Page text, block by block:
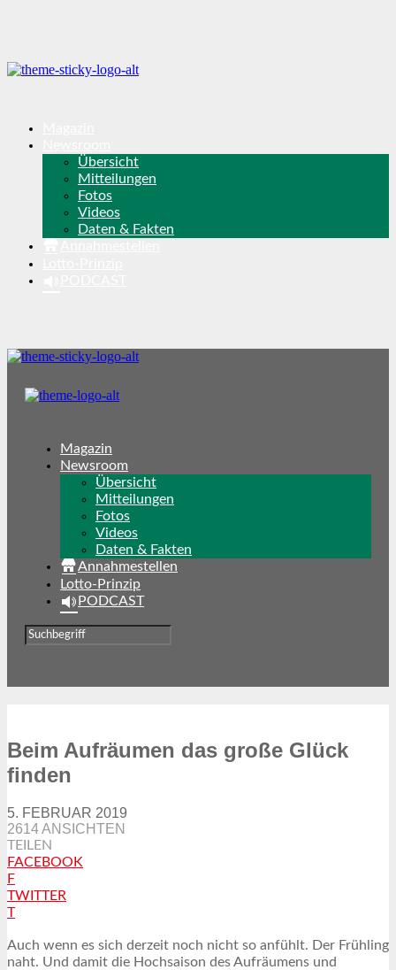
Übersicht
Mitteilungen
Fotos
Videos
Daten & Fakten
Magazin
Newsroom
Übersicht
Mitteilungen
Fotos
Videos
Daten & Fakten
Annahmestellen
Lotto-Prinzip
PODCAST
Beim Aufräumen das große Glück
finden
5. FEBRUAR 2019
2614 ANSICHTEN
TEILEN
FACEBOOK
F
TWITTER
T
Auch wenn es sich derzeit noch nicht so anfühlt. Der Frühling
naht. Und damit die Hochsaison des Aufräumens und